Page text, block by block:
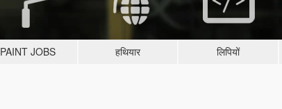
PAINT JOBS हथियार लिपियों